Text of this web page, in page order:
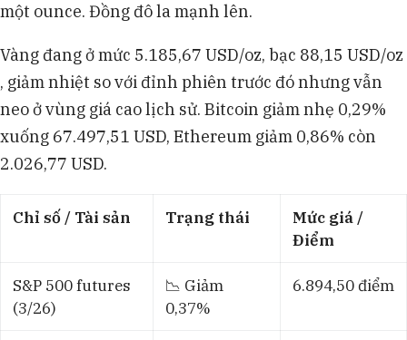
một ounce. Đồng đô la mạnh lên.
Vàng đang ở mức 5.185,67 USD/oz, bạc 88,15 USD/oz
, giảm nhiệt so với đỉnh phiên trước đó nhưng vẫn
neo ở vùng giá cao lịch sử. Bitcoin giảm nhẹ 0,29%
xuống 67.497,51 USD, Ethereum giảm 0,86% còn
2.026,77 USD.​
Chỉ số / Tài sản Trạng thái
Mức giá /
Điểm
S&P 500 futures
(3/26)
📉 Giảm
0,37%
6.894,50 điểm